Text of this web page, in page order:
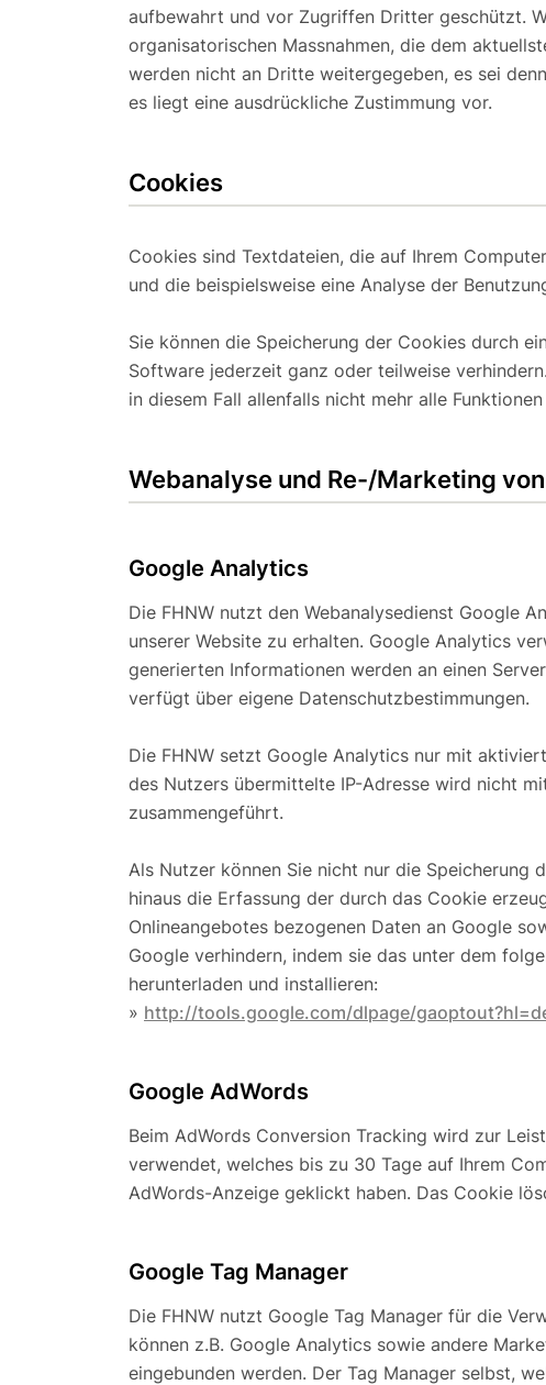
aufbewahrt und vor Zugriffen Dritter geschützt.
organisatorischen Massnahmen, die dem
werden nicht an Dritte weitergegeben, es sei
es liegt eine ausdrückliche Zustimmung vor.
Cookies
Cookies sind Textdateien, die auf Ihrem
und die beispielsweise eine Analyse der
Sie können die Speicherung der Cookies durch
Software jederzeit ganz oder teilweise
in diesem Fall allenfalls nicht mehr alle
Webanalyse und Re-/Marketing
Google Analytics
Die FHNW nutzt den Webanalysedienst Google
unserer Website zu erhalten. Google Analytics
generierten Informationen werden an einen
verfügt über eigene Datenschutzbestimmungen.
Die FHNW setzt Google Analytics nur mit
des Nutzers übermittelte IP-Adresse wird nicht
zusammengeführt.
Als Nutzer können Sie nicht nur die Speicherung
hinaus die Erfassung der durch das Cookie
Onlineangebotes bezogenen Daten an Google
Google verhindern, indem sie das unter dem
herunterladen und installieren:
» http://tools.google.com/dlpage/
Google AdWords
Beim AdWords Conversion Tracking wird zur
verwendet, welches bis zu 30 Tage auf Ihrem
AdWords-Anzeige geklickt haben. Das Cookie
Google Tag Manager
Die FHNW nutzt Google Tag Manager für die
können z.B. Google Analytics sowie andere
eingebunden werden. Der Tag Manager selbst,